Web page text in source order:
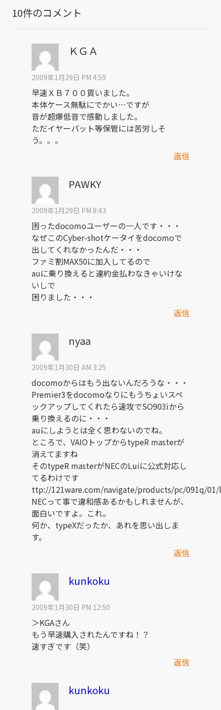
10件のコメント
ＫＧＡ
2009年1月29日 PM 4:59
早速ＸＢ７００買いました。
本体ケース無駄にでかい…ですが
音が超爆低音で感動しました。
ただイヤーパット等保管には苦労しそ
う。。。
返信
PAWKY
2009年1月29日 PM 8:43
困ったdocomoユーザーの一人です・・・
なぜこのCyber-shotケータイをdocomoで
出してくれなかったんだ・・・
ファミ割MAX50に加入してるので
auに乗り換えると違約金払わなきゃいけな
いしで
困りました・・・
返信
nyaa
2009年1月30日 AM 3:25
docomoからはもう出ないんだろうな・・・
Premier3をdocomoなりにもうちょいスペ
ックアップしてくれたら速攻でSO903iから
乗り換えるのに・・・
auにしようとは全く思わないのでね。
ところで、VAIOトップからtypeR masterが
消えてますね
そのtypeR masterがNECのLuiに公式対応し
てるわけです
ttp://121ware.com/navigate/products/pc/091q/
NECって事で違和感あるかもしれませんが、
面白いですよ。これ。
何か、typeXだったか、あれを思い出しま
す。
返信
kunkoku
2009年1月30日 PM 12:50
＞KGAさん
もう早速購入されたんですね！？
速すぎです（笑）
返信
kunkoku